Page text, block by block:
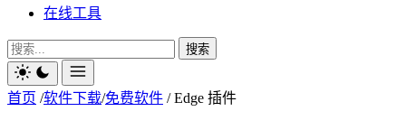
在线工具
搜索
首页 /软件下载/免费软件 / Edge 插件